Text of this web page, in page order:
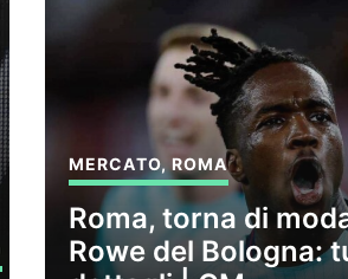
MERCATO, ROMA
Roma, torna di
Rowe del Bologna: